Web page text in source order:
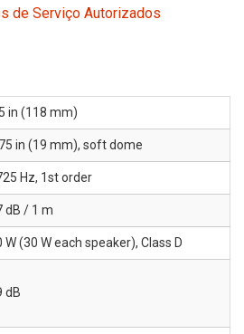
de Serviço Autorizados
in (118 mm)
in (19 mm), soft dome
Hz, 1st order
dB / 1 m
W (30 W each speaker), Class D
dB